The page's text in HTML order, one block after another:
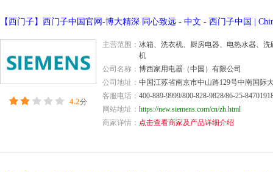
4.2分
主营范围：冰箱、洗衣机、厨房电器、电热水器、
机
公司名称：博西家用电器（中国）有限公司
公司地址：中国江苏省南京市中山路129号中南国际
客服电话：400-889-9999/800-828-9828/86-25-
网站地址：https://new.siemens.com/cn/zh.html
商家详情： 点击查看商家及产品详细介绍